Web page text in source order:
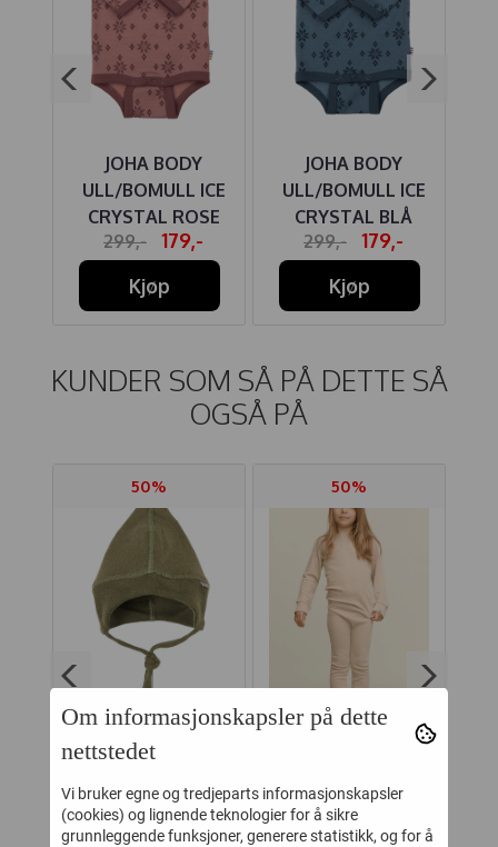
JOHA BODY
ULL/BOMULL ICE
CRYSTAL ROSE
299,-
179,-
Kjøp
JOHA BODY
ULL/BOMULL ICE
CRYSTAL BLÅ
299,-
179,-
Kjøp
KUNDER SOM SÅ PÅ DETTE SÅ
OGSÅ PÅ
50%
JOHA LUE ULL
SALVIE VEVD
249,- 124,-
50%
ULL SETT BEIGE
699,- 349,-
Om informasjonskapsler på dette
nettstedet
Vi bruker egne og tredjeparts informasjonskapsler
(cookies) og lignende teknologier for å sikre
grunnleggende funksjoner, generere statistikk, og for å